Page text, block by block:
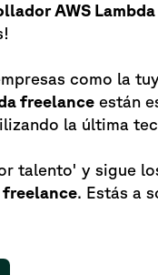
AWS
como la
freelance están
la última
talento' y sigue
freelance. Estás a